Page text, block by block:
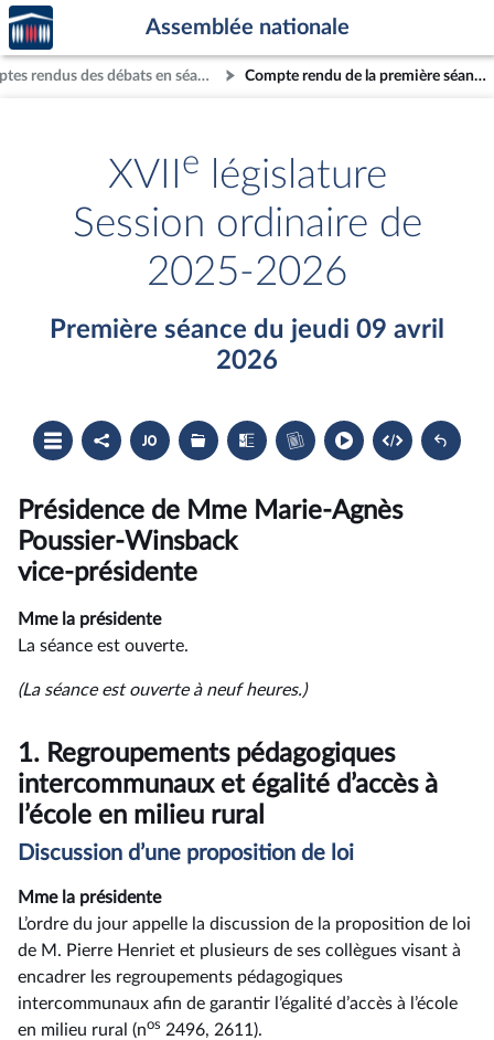
Aller au contenu
Aller en bas de la page
Accèder
à la
page
d'accueil
Assemblée nationale
Comptes rendus des débats en séance Compte rendu de la première séance du jeudi 09 avril 2026
XVII e
législature
Session ordinaire de
2025-2026
Première séance du jeudi 09 avril
2026
Ouvrir
le
sommaire
Partager
le
compte
Accéder
au
document
du
compte
rendu
Les
dossiers
législatifs
Les
textes
examinés
Accéder
au
cahier
Présidence de Mme Marie-Agnès
Poussier-Winsback
vice-présidente
Mme la présidente
La séance est ouverte.
(La séance est ouverte à neuf heures.)
1. Regroupements pédagogiques
intercommunaux et égalité d’accès à
l’école en milieu rural
Discussion d’une proposition de loi
Mme la présidente
L’ordre du jour appelle la discussion de la proposition de loi
de M. Pierre Henriet et plusieurs de ses collègues visant à
encadrer les regroupements pédagogiques
intercommunaux afin de garantir l’égalité d’accès à l’école
en milieu rural (nos 2496, 2611).